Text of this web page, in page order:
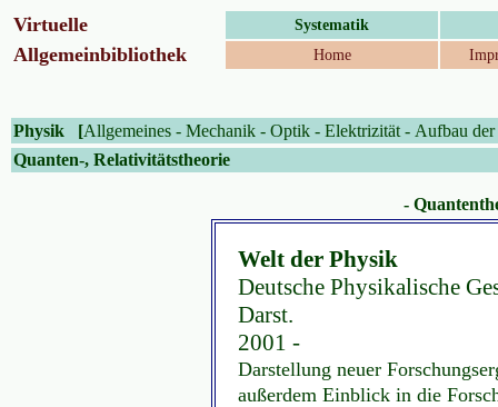
Virtuelle Systematik
Allgemeinbibliothek Home
Physik [Allgemeines - Mechanik - Optik - Elektrizität - Aufbau
Quanten-, Relativitätstheorie
-
Welt der Physik
Deutsche Physikalische
Darst.
2001 -
Darstellung neuer
außerdem Einblick in die